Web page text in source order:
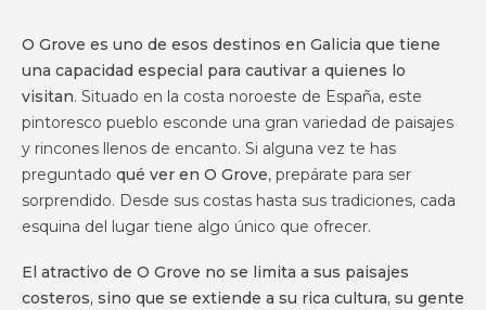
O Grove es uno de esos destinos en Galicia que tiene
una capacidad especial para cautivar a quienes lo
visitan. Situado en la costa noroeste de España, este
pintoresco pueblo esconde una gran variedad de paisajes
y rincones llenos de encanto. Si alguna vez te has
preguntado qué ver en O Grove, prepárate para ser
sorprendido. Desde sus costas hasta sus tradiciones, cada
esquina del lugar tiene algo único que ofrecer.
El atractivo de O Grove no se limita a sus paisajes
costeros, sino que se extiende a su rica cultura, su gente